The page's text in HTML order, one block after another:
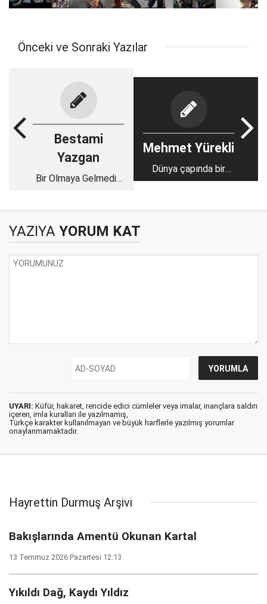
Önceki ve Sonraki Yazılar
Bestami
Yazgan
Bir Olmaya Gelmedik
Mehmet Yürekli
Dünya çapında bir
alim: Prof. Dr. Hakkı
YAZIYA YORUM KAT
UYARI: Küfür, hakaret, rencide edici cümleler veya imalar, inançlara saldırı
içeren, imla kuralları ile yazılmamış,
Türkçe karakter kullanılmayan ve büyük harflerle yazılmış yorumlar
onaylanmamaktadır.
Hayrettin Durmuş Arşivi
Bakışlarında Amentü Okunan Kartal
13 Temmuz 2026 Pazartesi 12:13
Yıkıldı Dağ, Kaydı Yıldız